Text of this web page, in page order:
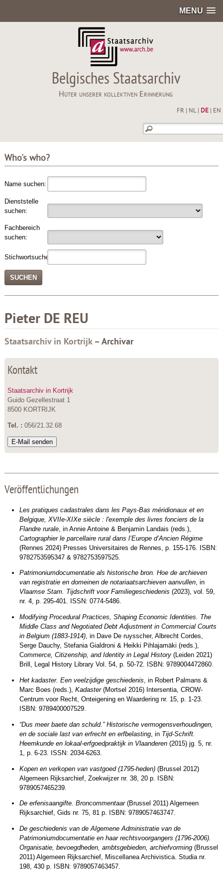
MENU
Belgisches Staatsarchiv
Hüter unserer kollektiven Erinnerung
FR NL| DE| EN
Who's who?
Name suchen:
Dienststelle
suchen:
Fachbereich
suchen:
Stichwortsuche:
Pieter DE REU
Staatsarchiv in Kortrijk– Archivar
Kontakt
Staatsarchiv in Kortrijk
Guido Gezellestraat 1
8500 KORTRIJK
Tel. : 056/21.32.68
E-Mail senden
Veröffentlichungen
Les pratiques cadastrales dans les Pays-Bas méridionaux et en
Belgique, XVIIe-XIXe siècle : l'exemple des livres fonciers de la
Flandre rurale, in Annie Antoine & Benjamin Landais (reds.),
Cartographier le parcellaire rural dans l’Europe d’Ancien Régime
(Rennes 2024) Presses Universitaires de Rennes, p. 155-176. ISBN:
9782753595347 & 9782753597525.
Patrimoniumdocumentatie als historische bron. Hoe de archieven
van registratie en domeinen de notariaatsarchieven aanvullen, in
Vlaamse Stam. Tijdschrift voor Familiegeschiedenis (2023), vol. 59,
nr. 4, p. 295-401. ISSN: 0774-5486.
Modifying Procedural Practices, Shaping Economic Identities. The
Middle Class and Negotiated Debt Adjustment in Commercial Courts
in Belgium (1883-1914), in Dave De ruysscher, Albrecht Cordes,
Serge Dauchy, Stefania Gialdroni & Heikki Pihlajamäki (reds.),
Commerce, Citizenship, and Identity in Legal History(Leiden 2021)
Brill, Legal History Library Vol. 54, p. 50-72. ISBN: 9789004472860.
Het kadaster. Een veelzijdige geschiedenis , in Robert Palmans &
Marc Boes (reds.), Kadaster (Mortsel 2016) Intersentia, CROW-
Centrum voor Recht, Onteigening en Waardering nr. 15, p. 1-23.
ISBN: 9789400007529.
“Dus meer baete dan schuld.” Historische vermogensverhoudingen,
en de sociale last van erfrecht en erfbelasting, in Tijd-Schrift.
Heemkunde en lokaal-erfgoedpraktijk in Vlaanderen(2015) jg. 5, nr.
1, p. 6-23. ISSN: 2034-6263.
Kopen en verkopen van vastgoed (1795-heden)(Brussel 2012)
Algemeen Rijksarchief, Zoekwijzer nr. 38, 20 p. ISBN:
9789057465239.
De erfenisaangifte. Broncommentaar(Brussel 2011) Algemeen
Rijksarchief, Gids nr. 75, 81 p. ISBN: 9789057463747.
De geschiedenis van de Algemene Administratie van de
Patrimoniumdocumentatie en haar rechtsvoorgangers (1796-2006).
Organisatie, bevoegdheden, ambtsgebieden, archiefvorming(Brussel
2011) Algemeen Rijksarchief, Miscellanea Archivistica. Studia nr.
198, 430 p. ISBN: 9789057463457.